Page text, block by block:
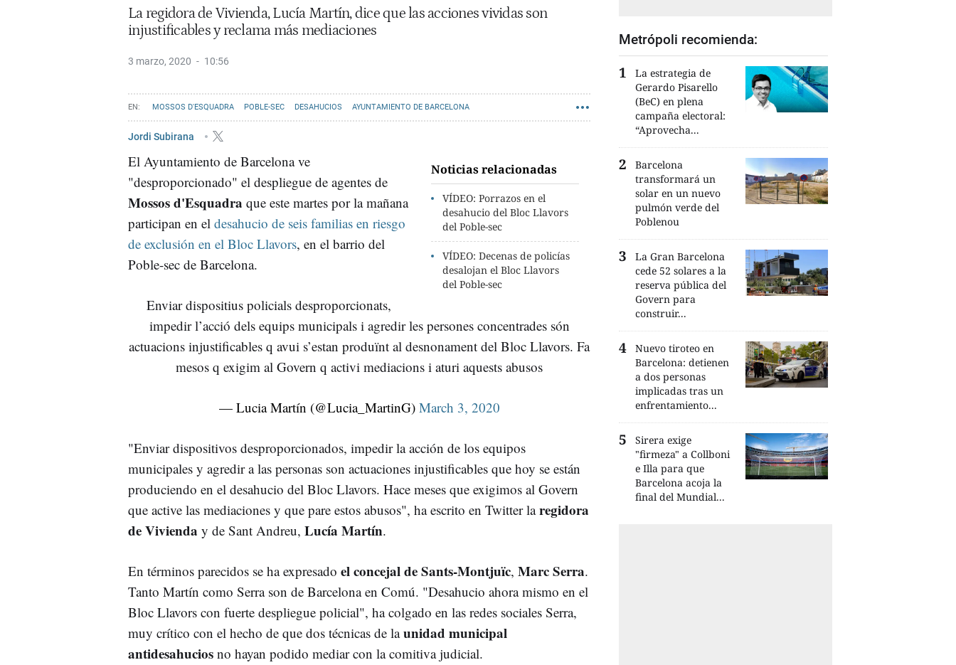
La regidora de Vivienda, Lucía Martín, dice que las acciones vividas son
injustificables y reclama más mediaciones
3 marzo, 2020 10:56
MOSSOS D'ESQUADRA POBLE-SEC DESAHUCIOS AYUNTAMIENTO DE BARCELONA
Jordi Subirana
Noticias relacionadas
VÍDEO: Porrazos en el
desahucio del Bloc Llavors
del Poble-sec
VÍDEO: Decenas de policías
desalojan el Bloc Llavors
del Poble-sec
El Ayuntamiento de Barcelona ve
"desproporcionado" el despliegue de agentes de
Mossos d'Esquadra que este martes por la mañana
participan en el desahucio de seis familias en riesgo
de exclusión en el Bloc Llavors, en el barrio del
Poble-sec de Barcelona.
Enviar dispositius policials desproporcionats,
impedir l’acció dels equips municipals i agredir les persones concentrades són
actuacions injustificables q avui s’estan produïnt al desnonament del Bloc Llavors. Fa
mesos q exigim al Govern q activi mediacions i aturi aquests abusos
— Lucia Martín (@Lucia_MartinG) March 3, 2020
"Enviar dispositivos desproporcionados, impedir la acción de los equipos
municipales y agredir a las personas son actuaciones injustificables que hoy se están
produciendo en el desahucio del Bloc Llavors. Hace meses que exigimos al Govern
que active las mediaciones y que pare estos abusos", ha escrito en Twitter laregidora
de Vivienda y de Sant Andreu, Lucía Martín.
En términos parecidos se ha expresado el concejal de Sants-Montjuïc, Marc Serra.
Tanto Martín como Serra son de Barcelona en Comú. "Desahucio ahora mismo en el
Bloc Llavors con fuerte despliegue policial", ha colgado en las redes sociales Serra,
muy crítico con el hecho de que dos técnicas de launidad municipal
antidesahucios no hayan podido mediar con la comitiva judicial.
Metrópoli recomienda:
La estrategia de
Gerardo Pisarello
(BeC) en plena
campaña electoral:
“Aprovecha...
Barcelona
transformará un
solar en un nuevo
pulmón verde del
Poblenou
La Gran Barcelona
cede 52 solares a la
reserva pública del
Govern para
construir...
Nuevo tiroteo en
Barcelona: detienen
a dos personas
implicadas tras un
enfrentamiento...
Sirera exige
"firmeza" a Collboni
e Illa para que
Barcelona acoja la
final del Mundial...